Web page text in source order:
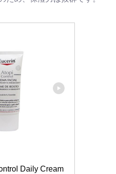
Daily Cream